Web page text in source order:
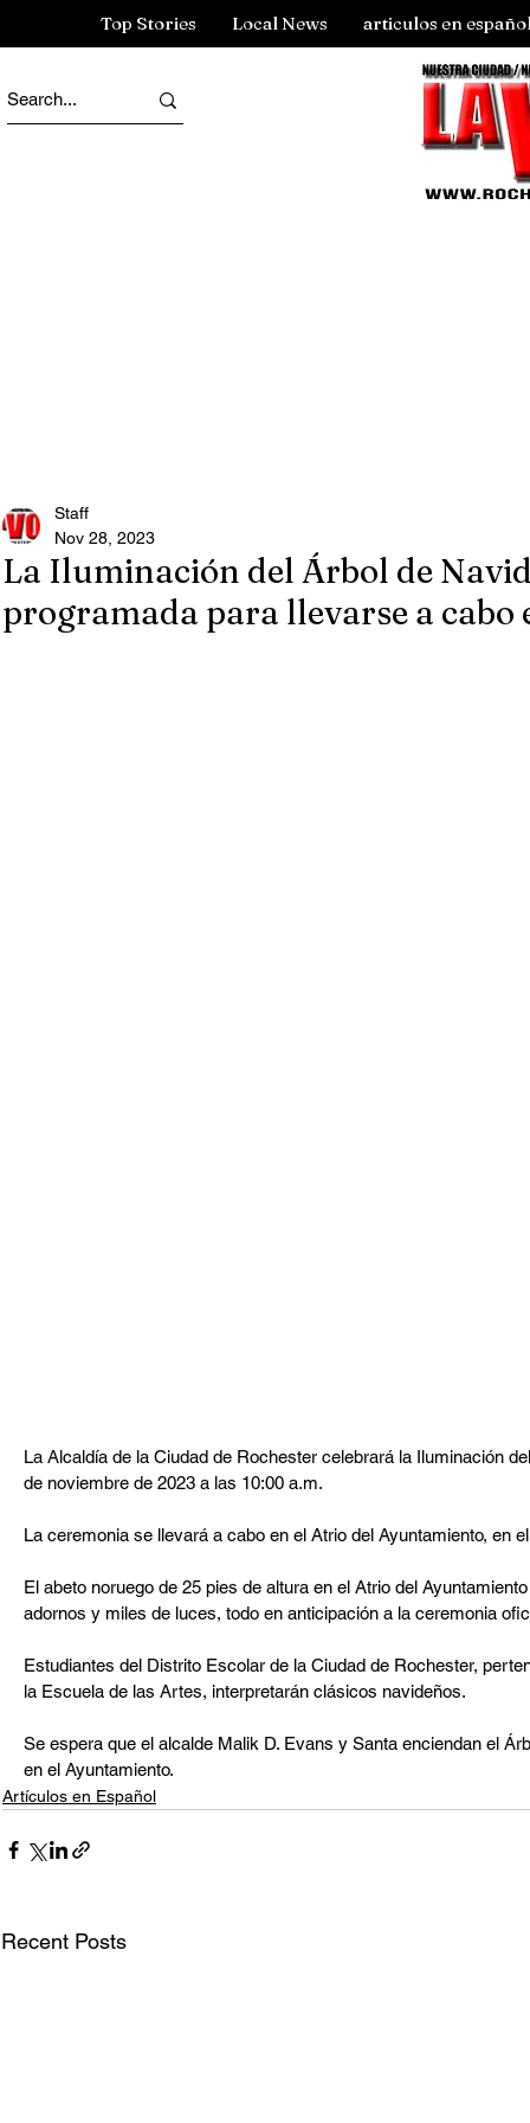
Top Stories Local News articulos en
La Iluminación del Árbol de
programada para llevarse a
Staff
Nov 28, 2023
La Alcaldía de la Ciudad de Rochester celebrará la Iluminación
de noviembre de 2023 a las 10:00 a.m.
La ceremonia se llevará a cabo en el Atrio del Ayuntamiento, en
El abeto noruego de 25 pies de altura en el Atrio del
adornos y miles de luces, todo en anticipación a la ceremonia
Estudiantes del Distrito Escolar de la Ciudad de Rochester,
la Escuela de las Artes, interpretarán clásicos navideños.
Se espera que el alcalde Malik D. Evans y Santa enciendan el
en el Ayuntamiento.
Artículos en Español
Recent Posts